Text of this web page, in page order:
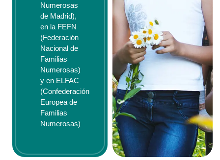
Numerosas
de Madrid),
en la FEFN
(Federación
Nacional de
Familias
Numerosas)
y en ELFAC
(Confederación
Europea de
Familias
Numerosas)